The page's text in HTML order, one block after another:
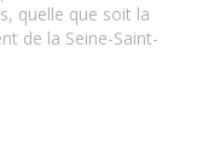
quelle que soit la
de la Seine-Saint-